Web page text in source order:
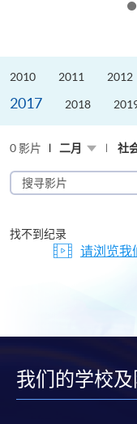
2010 2011 2012
2017 2018
0 影片 二月 社
搜
寻
片
找不到纪录
请浏览我
我们的学校